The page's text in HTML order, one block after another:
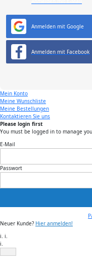
Anmelden mit Google
Anmelden mit Facebook
Mein Konto
Meine Wunschliste
Meine Bestellungen
Kontaktieren Sie uns
Please login first
You must be logged in to manage
E-Mail
Passwort
Neuer Kunde? Hier anmelden!
i. i.
i.